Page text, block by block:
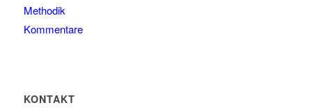
Methodik
Kommentare
KONTAKT